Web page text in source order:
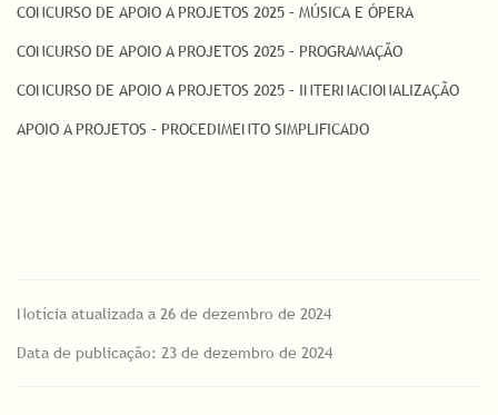
CONCURSO DE APOIO A PROJETOS 2025 – MÚSICA E ÓPERA
CONCURSO DE APOIO A PROJETOS 2025 – PROGRAMAÇÃO
CONCURSO DE APOIO A PROJETOS 2025 – INTERNACIONALIZAÇÃO
APOIO A PROJETOS – PROCEDIMENTO SIMPLIFICADO
Notícia atualizada a 26 de dezembro de 2024
Data de publicação: 23 de dezembro de 2024